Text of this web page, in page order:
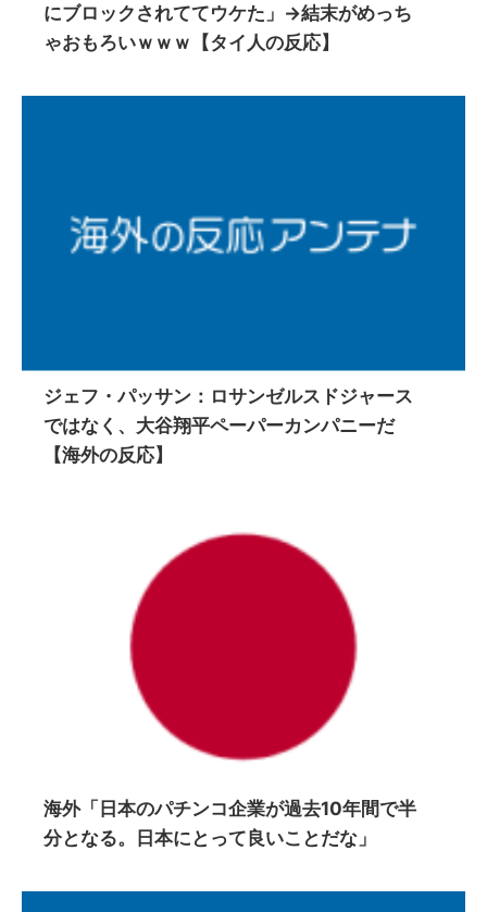
にブロックされててウケた」→結末がめっち
ゃおもろいｗｗｗ【タイ人の反応】
ジェフ・パッサン：ロサンゼルスドジャース
ではなく、大谷翔平ペーパーカンパニーだ
【海外の反応】
海外「日本のパチンコ企業が過去10年間で半
分となる。日本にとって良いことだな」